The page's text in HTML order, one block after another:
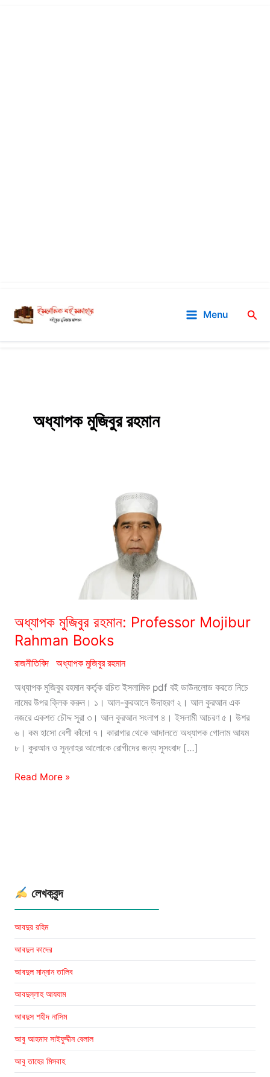
content
Menu
অধ্যাপক মুজিবুর রহমান
অধ্যাপক মুজিবুর রহমান: Professor Mojibur
Rahman Books
রাজনীতিবিদ অধ্যাপক মুজিবুর রহমান
অধ্যাপক মুজিবুর রহমান কর্তৃক রচিত ইসলামিক pdf বই ডাউনলোড করতে নিচে
নামের উপর ক্লিক করুন। ১। আল-কুরআনে উদাহরণ ২। আল কুরআন এক
নজরে একশত চৌদ্দ সূরা ৩। আল কুরআন সংলাপ ৪। ইসলামী আচরণ ৫। উশর
৬। কম হাসো বেশী কাঁদো ৭। কারাগার থেকে আদালতে অধ্যাপক গোলাম আযম
৮। কুরআন ও সুন্নাহর আলোকে রোগীদের জন্য সুসংবাদ […]
অধ্যাপক
Read More »
লেখকবৃন্দ
আবদুর রহিম
আবদুল কাদের
আবদুল মান্নান তালিব
আবদুল্লাহ আযযাম
আবদুস শহীদ নাসিম
আবু আহমাদ সাইফুদ্দীন বেলাল
আবু তাহের মিসবাহ